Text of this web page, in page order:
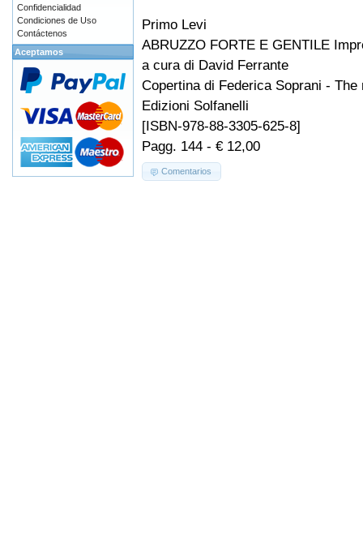
Primo Levi
ABRUZZO FORTE E GENTILE
a cura di David Ferrante
Copertina di Federica Soprani -
Edizioni Solfanelli
[ISBN-978-88-3305-625-8]
Pagg. 144 - € 12,00
Comentarios
Confidencialidad
Condiciones de Uso
Contáctenos
Aceptamos